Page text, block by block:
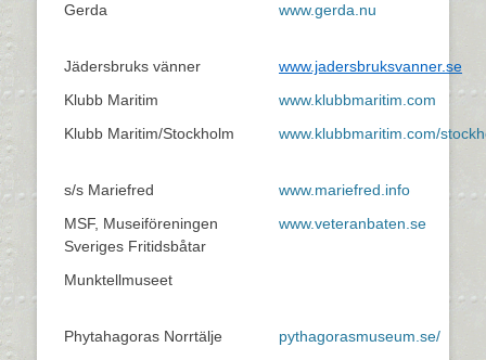
Gerda
www.gerda.nu
Jädersbruks vänner
www.jadersbruksvanner.se
Klubb Maritim
www.klubbmaritim.com
Klubb Maritim/Stockholm
www.klubbmaritim.com/
s/s Mariefred
www.mariefred.info
MSF, Museiföreningen
Sveriges Fritidsbåtar
www.veteranbaten.se
Munktellmuseet
Phytahagoras Norrtälje
pythagorasmuseum.se/